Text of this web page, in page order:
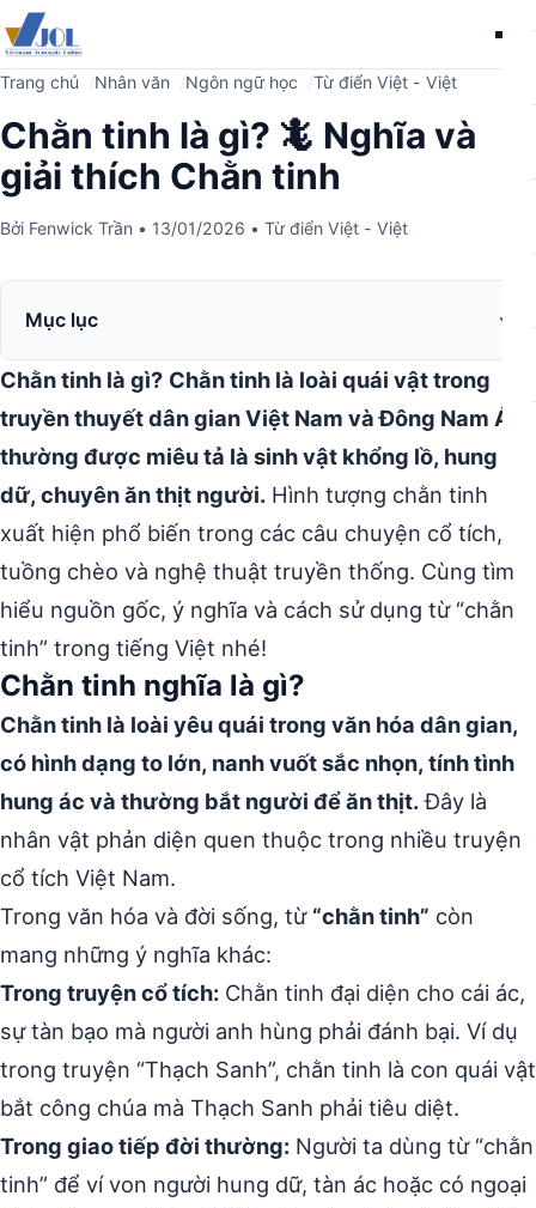
Trang chủ Nhân văn Ngôn ngữ học Từ điển Việt - Việt
Chằn tinh là gì? 🦎 Nghĩa và
giải thích Chằn tinh
Bởi Fenwick Trần • 13/01/2026 • Từ điển Việt - Việt
Mục lục
Chằn tinh là gì? Chằn tinh là loài quái vật trong
truyền thuyết dân gian Việt Nam và Đông Nam Á,
thường được miêu tả là sinh vật khổng lồ, hung
dữ, chuyên ăn thịt người. Hình tượng chằn tinh
xuất hiện phổ biến trong các câu chuyện cổ tích,
tuồng chèo và nghệ thuật truyền thống. Cùng tìm
hiểu nguồn gốc, ý nghĩa và cách sử dụng từ “chằn
tinh” trong tiếng Việt nhé!
Chằn tinh nghĩa là gì?
Chằn tinh là loài yêu quái trong văn hóa dân gian,
có hình dạng to lớn, nanh vuốt sắc nhọn, tính tình
hung ác và thường bắt người để ăn thịt.Đây là
nhân vật phản diện quen thuộc trong nhiều truyện
cổ tích Việt Nam.
Trong văn hóa và đời sống, từ “chằn tinh” còn
mang những ý nghĩa khác:
Trong truyện cổ tích: Chằn tinh đại diện cho cái ác,
sự tàn bạo mà người anh hùng phải đánh bại. Ví dụ
trong truyện “Thạch Sanh”, chằn tinh là con quái vật
bắt công chúa mà Thạch Sanh phải tiêu diệt.
Trong giao tiếp đời thường: Người ta dùng từ “chằn
tinh” để ví von người hung dữ, tàn ác hoặc có ngoại